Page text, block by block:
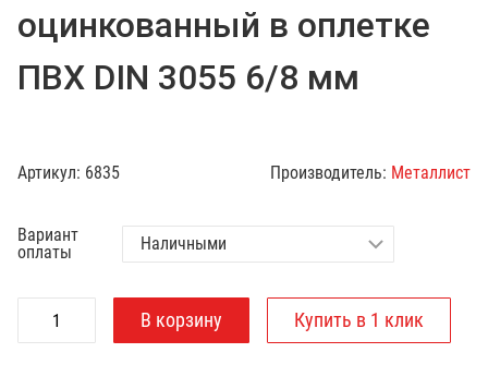
а
у
оцинкованный в оплетке
ПВХ DIN 3055 6/8 мм
Артикул: 6835 Производитель: Металлист
Вариант
оплаты